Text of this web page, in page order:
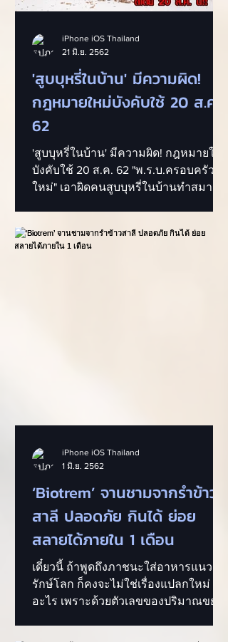
'สูบบุหรี่ในบ้าน' มีความผิด!
กฎหมายใหม่บังคับใช้ 20 ส.ค.
62
'สูบบุหรี่ในบ้าน' มีความผิด! กฎหมายใหม่
บังคับใช้ 20 ส.ค. 62 "พ.ร.บ.ครอบครัว
ใหม่" เอาผิดคนสูบบุหรี่ในบ้านทำสมาชิก
iPhone iOS Thailand
21 มิ.ย. 2562
‘Biotrem’ จานชามจากรำข้าว
สาลี ปลอดภัย กินได้ ย่อย
สลายได้ภายใน 1 เดือน
เดี๋ยวนี้ ถ้าพูดถึงภาชนะใส่อาหารแนว
รักษ์โลก ก็คงจะไม่ใช่เรื่องแปลกใหม่
อะไร เพราะด้วยตัวเลขของปริมาณขยะ
iPhone iOS Thailand
1 มิ.ย. 2562